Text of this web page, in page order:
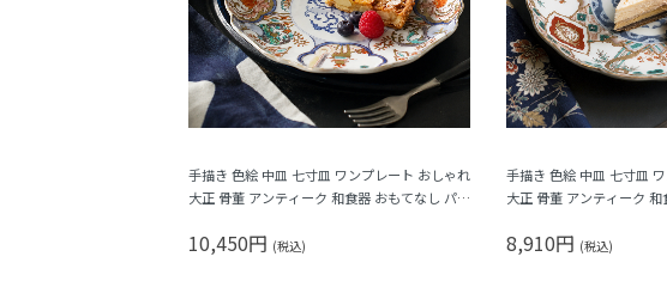
手描き 色絵 中皿 七寸皿 ワンプレート おしゃれ
大正 骨董 アンティーク 和食器 おもてなし パス
10,450円 (税込)
手描き 色絵 中皿 七寸皿
大正 骨董 アンティーク
8,910円 (税込)